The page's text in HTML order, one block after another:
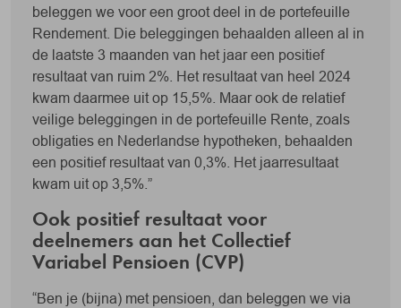
beleggen we voor een groot deel in de portefeuille
Rendement. Die beleggingen behaalden alleen al in
de laatste 3 maanden van het jaar een positief
resultaat van ruim 2%. Het resultaat van heel 2024
kwam daarmee uit op 15,5%. Maar ook de relatief
veilige beleggingen in de portefeuille Rente, zoals
obligaties en Nederlandse hypotheken, behaalden
een positief resultaat van 0,3%. Het jaarresultaat
kwam uit op 3,5%.”
Ook positief resultaat voor
deelnemers aan het Collectief
Variabel Pensioen (CVP)
“Ben je (bijna) met pensioen, dan beleggen we via